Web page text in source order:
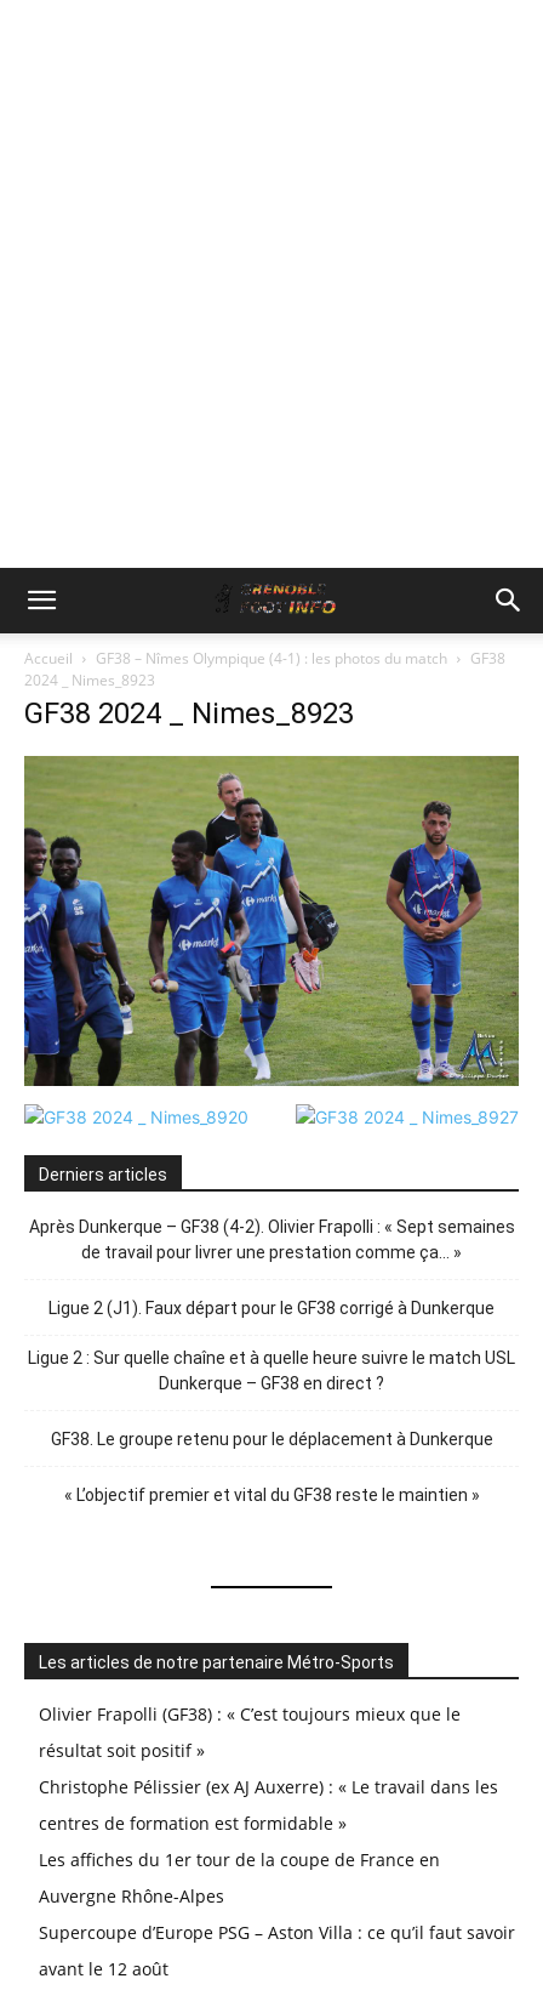
Accueil GF38 – Nîmes Olympique (4-1) : les photos du match
GF38
2024 _ Nimes_8923
GF38 2024 _ Nimes_8923
Derniers articles
Après Dunkerque – GF38 (4-2). Olivier Frapolli : « Sept semaines
de travail pour livrer une prestation comme ça… »
Ligue 2 (J1). Faux départ pour le GF38 corrigé à Dunkerque
Ligue 2 : Sur quelle chaîne et à quelle heure suivre le match USL
Dunkerque – GF38 en direct ?
GF38. Le groupe retenu pour le déplacement à Dunkerque
« L’objectif premier et vital du GF38 reste le maintien »
Les articles de notre partenaire Métro-Sports
Olivier Frapolli (GF38) : « C’est toujours mieux que le
résultat soit positif »
Christophe Pélissier (ex AJ Auxerre) : « Le travail dans les
centres de formation est formidable »
Les affiches du 1er tour de la coupe de France en
Auvergne Rhône-Alpes
Supercoupe d’Europe PSG – Aston Villa : ce qu’il faut savoir
avant le 12 août